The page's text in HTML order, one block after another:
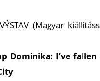
(Magyar
Dominika: I’ve